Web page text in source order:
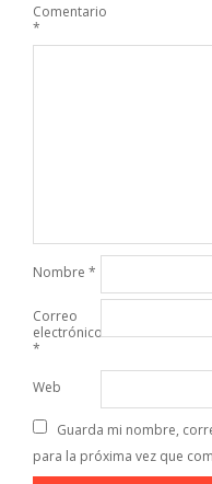
Comentario
*
Nombre *
Correo
electrónico
*
Web
Guarda mi nombre,
para la próxima vez que